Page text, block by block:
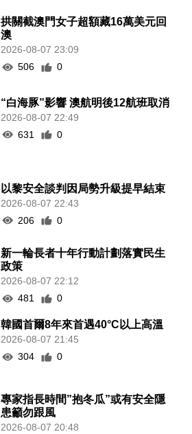
拱關截澳門女子超額藏16萬美元回
澳
2026-08-07 23:09
506
0
“白海豚”影響 澳航明後12航班取消
2026-08-07 22:49
631
0
以黎安全談判因局勢升級提早結束
2026-08-07 22:43
206
0
新一輪長者十年行動計劃落實民生
政策
2026-08-07 22:12
481
0
韓國首爾8年來首遇40°C以上高溫
2026-08-07 21:45
304
0
專家指長時間”抱冬瓜”或有安全隱
患籲勿跟風
2026-08-07 20:48